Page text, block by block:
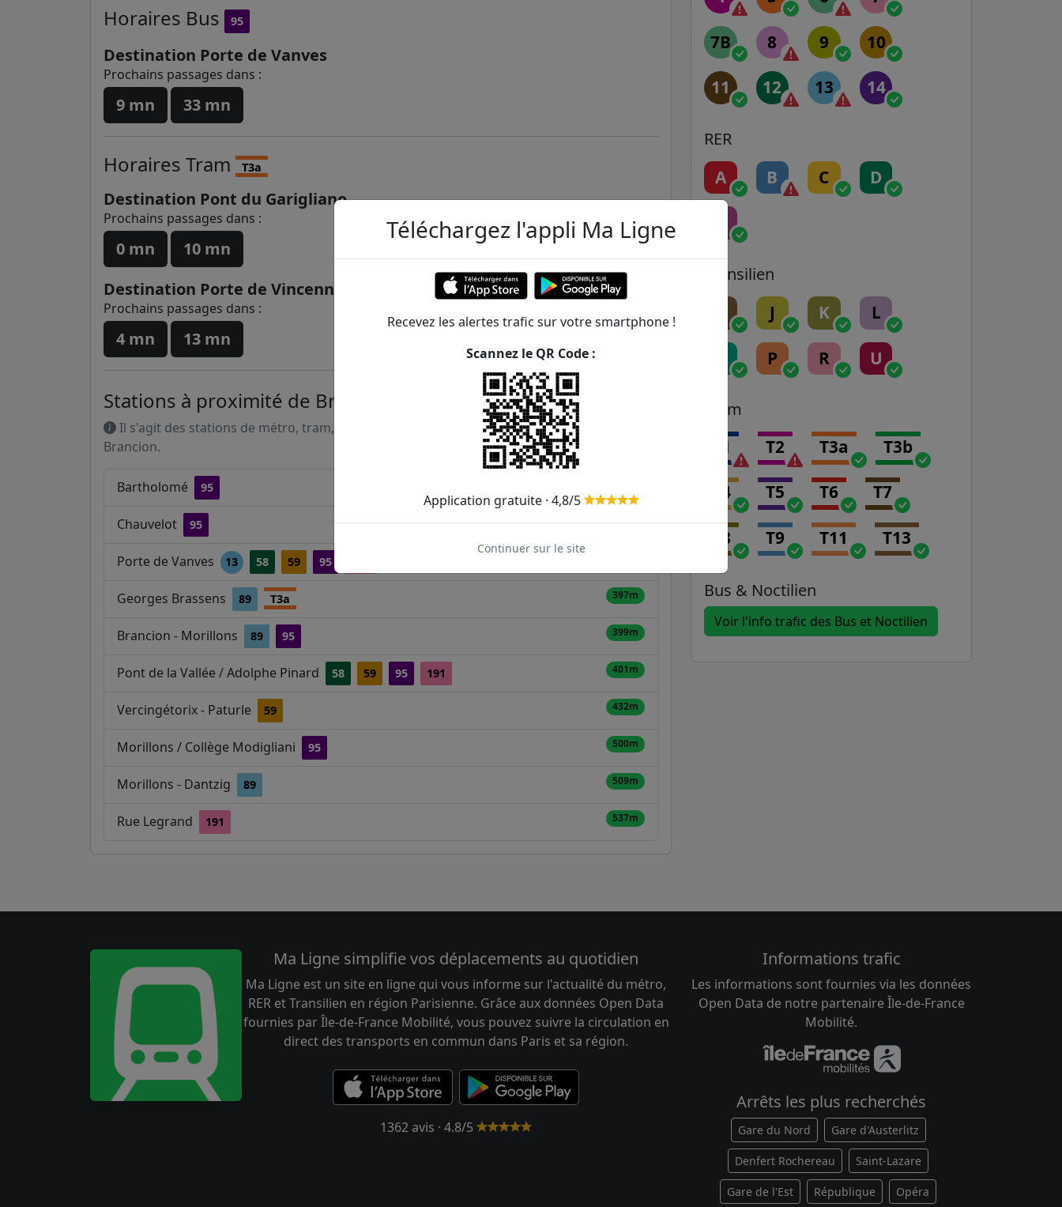
Horaires Bus 95
Destination Porte de Vanves
Prochains passages dans :
9 mn 33 mn
Horaires Tram T3a
Destination Pont du Garigliano
Prochains passages dans :
0 mn
10 mn
Destination Porte de Vincennes
Prochains passages dans :
4 mn 13 mn
Stations à proximité de Brancion
Il s'agit des stations de métro, tram, RER et transilien situées à moins de 1km du tram
Brancion.
Bartholomé 95
Chauvelot 95 213m
Porte de Vanves 13 58 59 95
Georges Brassens 89 T3a 397m
Brancion - Morillons 89 95 399m
Pont de la Vallée / Adolphe Pinard 58 59 95 191 401m
Vercingétorix - Paturle 59 432m
Morillons / Collège Modigliani 95 500m
Morillons - Dantzig 89 509m
Rue Legrand 191 537m
7B 8 9 10
11 12 13 14
RER
A B C D
Transilien
J K L
P R U
Tram
T1 T2 T3a T3b
T4 T5 T6 T7
T8 T9 T11 T13
Bus & Noctilien
Voir l'info trafic des Bus et Noctilien
Ma Ligne simplifie vos déplacements au quotidien
Ma Ligne est un site en ligne qui vous informe sur l'actualité du métro,
RER et Transilien en région Parisienne. Grâce aux données Open Data
fournies par Île-de-France Mobilité, vous pouvez suivre la circulation en
direct des transports en commun dans Paris et sa région.
1362 avis · 4.8/5
Informations trafic
Les informations sont fournies via les données
Open Data de notre partenaire Île-de-France
Mobilité.
Arrêts les plus recherchés
Gare du Nord Gare d'Austerlitz
Denfert Rochereau Saint-Lazare
Gare de l'Est République Opéra
Téléchargez l'appli Ma Ligne
Recevez les alertes trafic sur votre smartphone !
Scannez le QR Code :
Application gratuite · 4,8/5
Continuer sur le site